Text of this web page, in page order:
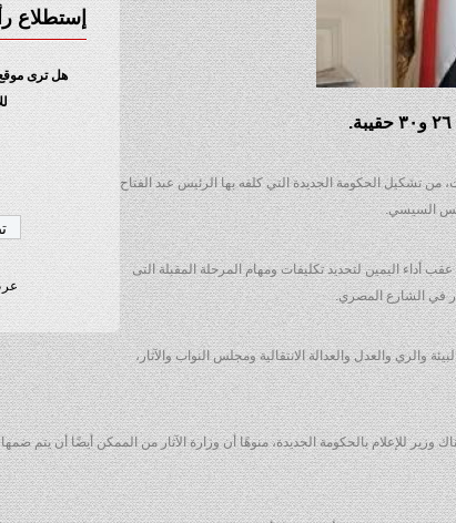
إستطلاع
هل ترى
الحكومة الجديدة التي كلفه بها الرئيس عبد الفتاح
السيسي.
أداء اليمين لتحديد تكليفات ومهام المرحلة المقبلة التى
منها التعليم العالي والصحة والبيئة والري والعدل والعدالة الانتقالية ومجلس النواب والآثار،
بالحكومة الجديدة، منوهًا أن وزارة الآثار من الممكن أيضًا أن يتم ضمها